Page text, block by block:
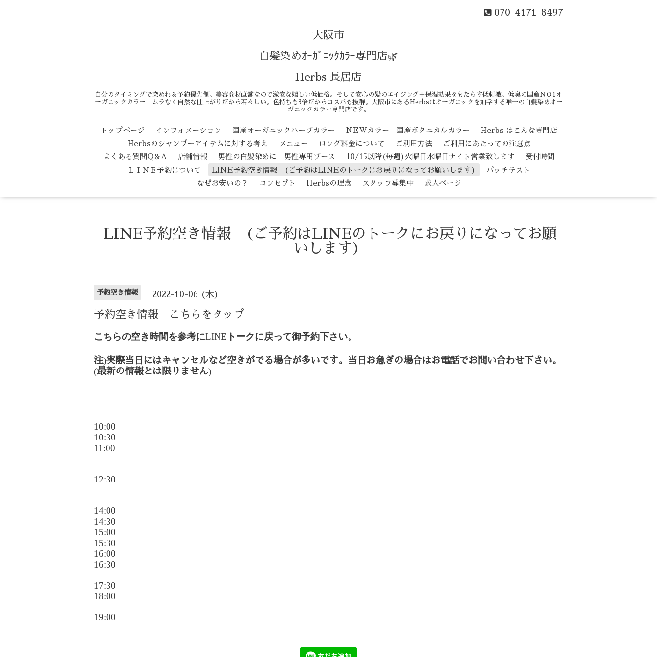
070-4171-8497
大阪市
白髪染めｵｰｶﾞﾆｯｸｶﾗｰ専門店🌿
Herbs 長居店
自分のタイミングで染めれる予約優先制、美容商材直営なので激安な嬉しい低価格。そして安心の髪のエイジング＋保湿効果をもたらす低刺激、低臭の国産ＮＯ1オ
ーガニックカラー ムラなく自然な仕上がりだから若々しい。色持ちも3倍だからコスパも抜群。大阪市にあるHerbsはオーガニックを加学する唯一の白髪染めオー
ガニックカラー専門店です。
トップページ インフォメーション 国産オーガニックハーブカラー NEWカラー 国産ボタニカルカラー
Herbs はこんな専門店
Herbsのシャンプーアイテムに対する考え
メニュー ロング料金について ご利用方法
ご利用にあたっての注意点
よくある質問Q＆A
店舗情報 男性の白髪染めに 男性専用ブース 10/15以降(毎週)火曜日水曜日ナイト営業致します
受付時間
ＬＩＮＥ予約について
LINE予約空き情報 (ご予約はLINEのトークにお戻りになってお願いします)
パッチテスト
なぜお安いの？
コンセプト Herbsの理念 スタッフ募集中 求人ページ
LINE予約空き情報 (ご予約はLINEのトークにお戻りになってお願
いします)
予約空き情報 2022-10-06 (木)
予約空き情報 こちらをタップ
こちらの空き時間を参考にLINE トークに戻って御予約下さい。
注)実際当日にはキャンセルなど空きがでる場合が多いです。当日お急ぎの場合はお電話でお問い合わせ下さい。
(最新の情報とは限りません)
10:00
10:30
11:00
12:30
14:00
14:30
15:00
15:30
16:00
16:30
17:30
18:00
19:00